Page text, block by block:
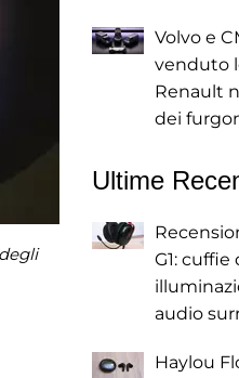
Volvo e
venduto
Renault
dei
Ultime
G1: cuffie
audio
Haylou